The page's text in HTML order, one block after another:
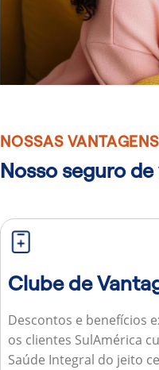
NOSSAS VANTAGENS
Nosso seguro
Clube de
Descontos e benefícios
os clientes SulAmérica
Saúde Integral do jeito